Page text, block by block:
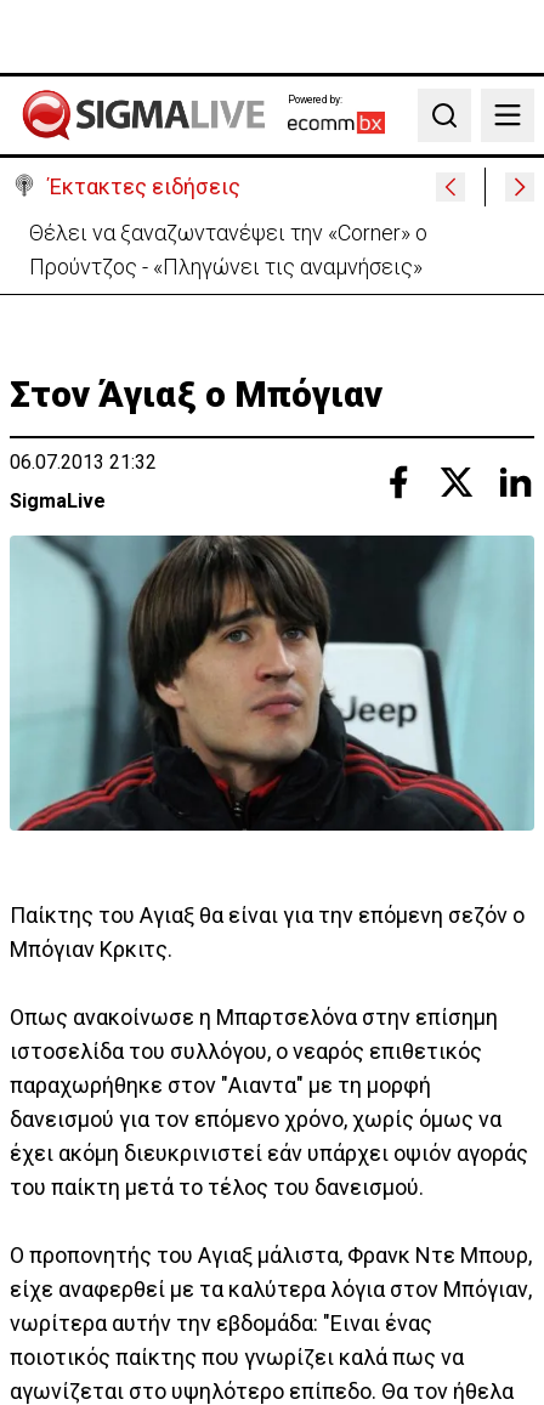
Powered by:
Search
Έκτακτες ειδήσεις
Θέλει να ξαναζωντανέψει την «Corner» o
Προύντζος - «Πληγώνει τις αναμνήσεις»
Στον Άγιαξ ο Μπόγιαν
06.07.2013 21:32
SigmaLive
Παίκτης του Αγιαξ θα είναι για την επόμενη σεζόν ο
Μπόγιαν Κρκιτς.
Οπως ανακοίνωσε η Μπαρτσελόνα στην επίσημη
ιστοσελίδα του συλλόγου, ο νεαρός επιθετικός
παραχωρήθηκε στον "Αιαντα" με τη μορφή
δανεισμού για τον επόμενο χρόνο, χωρίς όμως να
έχει ακόμη διευκρινιστεί εάν υπάρχει οψιόν αγοράς
του παίκτη μετά το τέλος του δανεισμού.
Ο προπονητής του Αγιαξ μάλιστα, Φρανκ Ντε Μπουρ,
είχε αναφερθεί με τα καλύτερα λόγια στον Μπόγιαν,
νωρίτερα αυτήν την εβδομάδα: "Ειναι ένας
ποιοτικός παίκτης που γνωρίζει καλά πως να
αγωνίζεται στο υψηλότερο επίπεδο. Θα τον ήθελα